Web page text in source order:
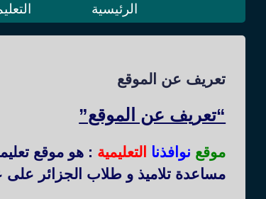
الرئيسية
تعريف عن الموقع
“تعريف عن الموقع”
موقع نوافذنا التعليمية : هو موقع
مساعدة تلاميذ و طلاب الجزائر على